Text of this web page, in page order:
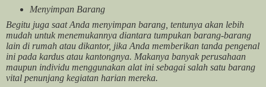
Menyimpan Barang
Begitu juga saat Anda menyimpan barang, tentunya akan lebih
mudah untuk menemukannya diantara tumpukan barang-barang
lain di rumah atau dikantor, jika Anda memberikan tanda pengenal
ini pada kardus atau kantongnya. Makanya banyak perusahaan
maupun individu menggunakan alat ini sebagai salah satu barang
vital penunjang kegiatan harian mereka.